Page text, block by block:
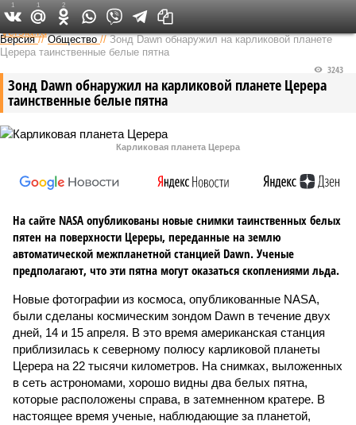
Федеральный выпуск
Версия //Общество //Зонд Dawn обнаружил на карликовой планете
Церера таинственные белые пятна
Зонд Dawn обнаружил на карликовой планете Церера
таинственные белые пятна
3243
Карликовая планета Церера
На сайте NASA опубликованы новые снимки таинственных белых
пятен на поверхности Цереры, переданные на землю
автоматической межпланетной станцией Dawn. Ученые
предполагают, что эти пятна могут оказаться скоплениями льда.
Новые фотографии из космоса, опубликованные NASA,
были сделаны космическим зондом Dawn в течение двух
дней, 14 и 15 апреля. В это время американская станция
приблизилась к северному полюсу карликовой планеты
Церера на 22 тысячи километров. На снимках, выложенных
в сеть астрономами, хорошо видны два белых пятна,
которые расположены справа, в затемненном кратере. В
настоящее время ученые, наблюдающие за планетой,
1 1 2